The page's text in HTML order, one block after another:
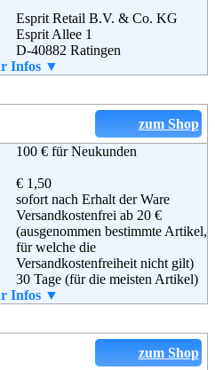
AGB
Esprit Retail B.V. & Co. KG
Esprit Allee 1
D-40882 Ratingen
+49 0()800 00 377748
AGB
Infos ▼
zum Shop
100 € für Neukunden
€ 1,50
sofort nach Erhalt der Ware
Versandkostenfrei ab 20 €
(ausgenommen bestimmte Artikel,
für welche die
Versandkostenfreiheit nicht gilt)
30 Tage (für die meisten Artikel)
Ja, ab einem Warenwert von 40 €.
Infos ▼
zum Shop